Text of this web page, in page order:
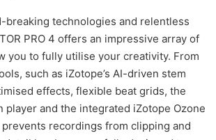
breaking technologies and relentless
PRO 4 offers an impressive array of
you to fully utilise your creativity. From
such as iZotope’s AI-driven stem
effects, flexible beat grids, the
player and the integrated iZotope Ozone
recordings from clipping and